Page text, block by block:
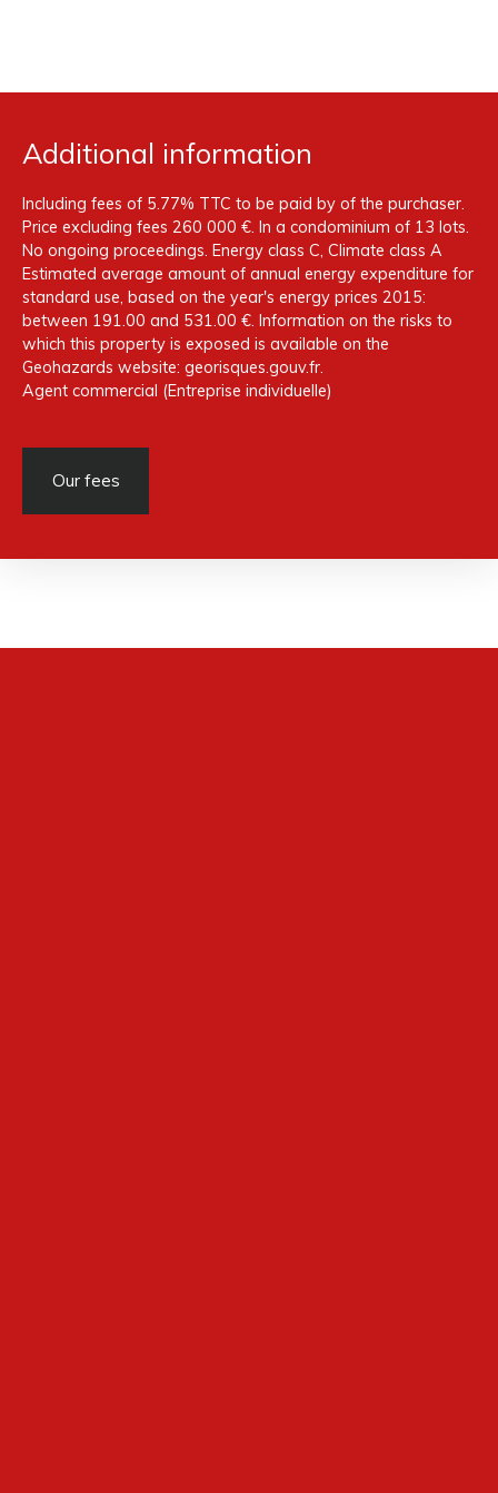
Additional information
Including fees of 5.77% TTC to be paid by of the purchaser.
Price excluding fees 260 000 €. In a condominium of 13 lots.
No ongoing proceedings. Energy class C, Climate class A
Estimated average amount of annual energy expenditure for
standard use, based on the year's energy prices 2015:
between 191.00 and 531.00 €. Information on the risks to
which this property is exposed is available on the
Geohazards website: georisques.gouv.fr.
Agent commercial (Entreprise individuelle)
Our fees